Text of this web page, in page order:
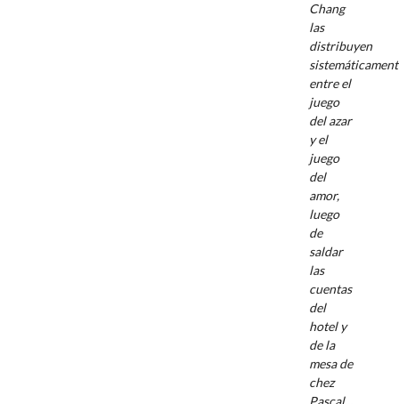
Chang
las
distribuyen
entre el
juego
del azar
y el
juego
del
amor,
luego
de
saldar
las
cuentas
del
hotel y
de la
mesa de
chez
Pascal...